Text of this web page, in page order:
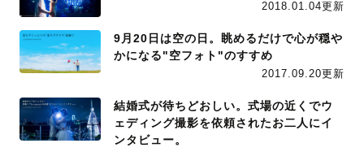
2018.01.04更新
9月20日は空の日。眺めるだけで心が穏や
かになる"空フォト"のすすめ
2017.09.20更新
結婚式が待ちどおしい。式場の近くでウ
ェディング撮影を依頼されたお二人にイ
ンタビュー。